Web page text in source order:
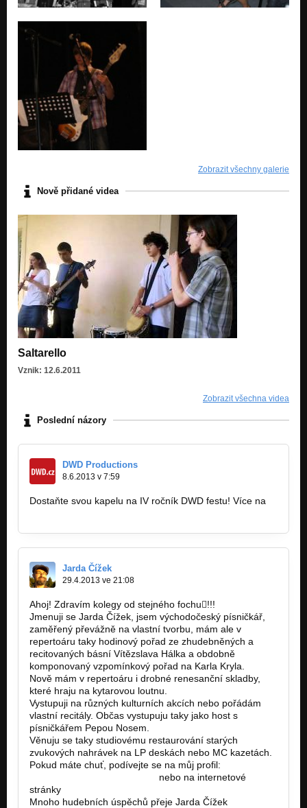
Zobrazit všechny galerie
Nově přidané videa
Saltarello
Vznik: 12.6.2011
Zobrazit všechna videa
Poslední názory
DWD Productions
8.6.2013 v 7:59
Dostaňte svou kapelu na IV ročník DWD festu! Více na
Jarda Čížek
29.4.2013 ve 21:08
Ahoj! Zdravím kolegy od stejného fochu!!!
Jmenuji se Jarda Čížek, jsem východočeský písničkář,
zaměřený převážně na vlastní tvorbu, mám ale v
repertoáru taky hodinový pořad ze zhudebněných a
recitovaných básní Vítězslava Hálka a obdobně
komponovaný vzpomínkový pořad na Karla Kryla.
Nově mám v repertoáru i drobné renesanční skladby,
které hraju na kytarovou loutnu.
Vystupuji na různých kulturních akcích nebo pořádám
vlastní recitály. Občas vystupuju taky jako host s
písničkářem Pepou Nosem.
Věnuju se taky studiovému restaurování starých
zvukových nahrávek na LP deskách nebo MC kazetách.
Pokud máte chuť, podívejte se na můj profil:
nebo na internetové
stránky
Mnoho hudebních úspěchů přeje Jarda Čížek